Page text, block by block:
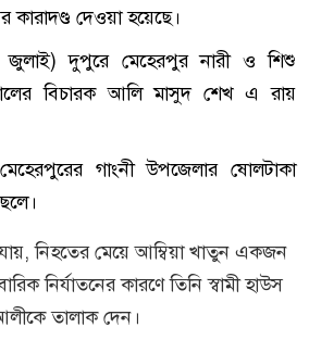
দেওয়া হয়েছে।
দুপুরে মেহেরপুর নারী ও শিশু
বিচারক আলি মাসুদ শেখ এ রায়
গাংনী উপজেলার ষোলটাকা
নিহতের মেয়ে আম্বিয়া খাতুন একজন
নির্যাতনের কারণে তিনি স্বামী হাউস
তালাক দেন।